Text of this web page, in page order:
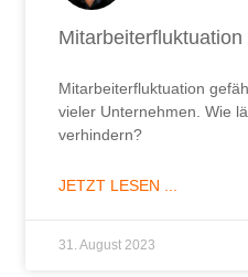
Mitarbeiterfluktuation
vieler Unternehmen. Wie
verhindern?
JETZT LESEN ...
31. August 2023